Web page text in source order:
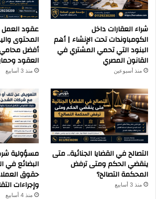
شراء العقارات داخل
الكومباوندات تحت الإنشاء | أهم
البنود التي تحمي المشتري في
القانون المصري
منذ أسبوعين
عقود العمل
المحتوى
أفضل
العقود
منذ 3 أسابيع
التصالح في القضايا الجنائية.. متى
ينقضي الحكم ومتى ترفض
المحكمة التصالح؟
منذ 3 أسابيع
مسؤولية
البضائع في
حقوق
وإجراءات
منذ 4 أسابيع